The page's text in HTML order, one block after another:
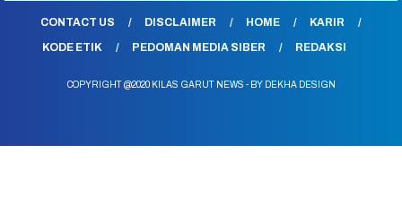
CONTACT US DISCLAIMER HOME
KARIR
KODE ETIK
PEDOMAN MEDIA SIBER REDAKSI
COPYRIGHT @2020 KILAS GARUT NEWS - BY DEKHA DESIGN